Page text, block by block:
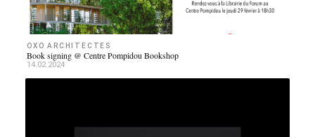
OXO ARCHITECTES
Book signing @ Centre Pompidou Bookshop
14.02.2024